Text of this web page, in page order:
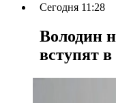
Сегодня 11:28
Володин
вступят в